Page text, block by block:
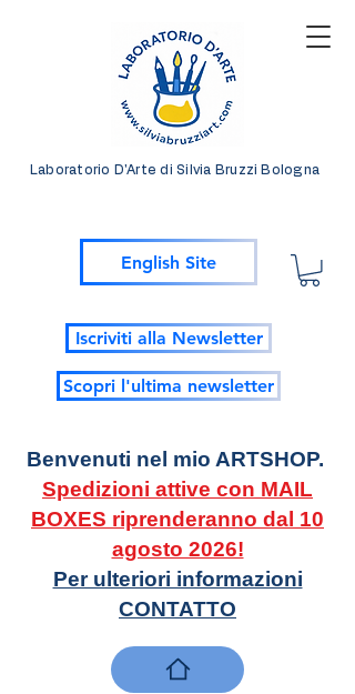
Laboratorio D'Arte di Silvia Bruzzi Bologna
English Site
Iscriviti alla Newsletter
Scopri l'ultima newsletter
Benvenuti nel mio ARTSHOP.
Spedizioni attive con MAIL
BOXES riprenderanno dal 10
agosto 2026!
Per ulteriori informazioni
CONTATTO